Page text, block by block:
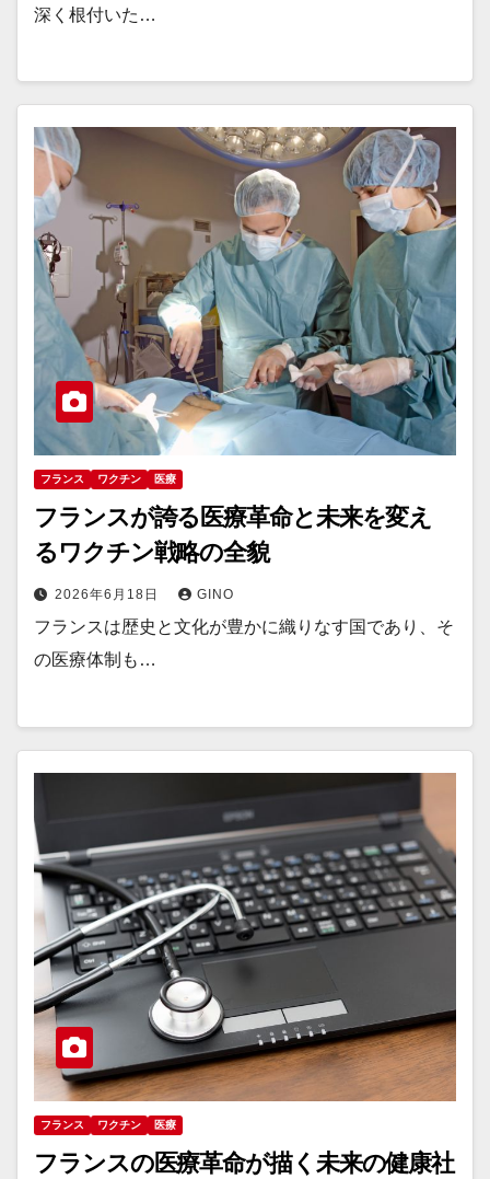
深く根付いた…
フランス ワクチン 医療
フランスが誇る医療革命と未来を変え
るワクチン戦略の全貌
2026年6月18日 GINO
フランスは歴史と文化が豊かに織りなす国であり、そ
の医療体制も…
フランス ワクチン 医療
フランスの医療革命が描く未来の健康社